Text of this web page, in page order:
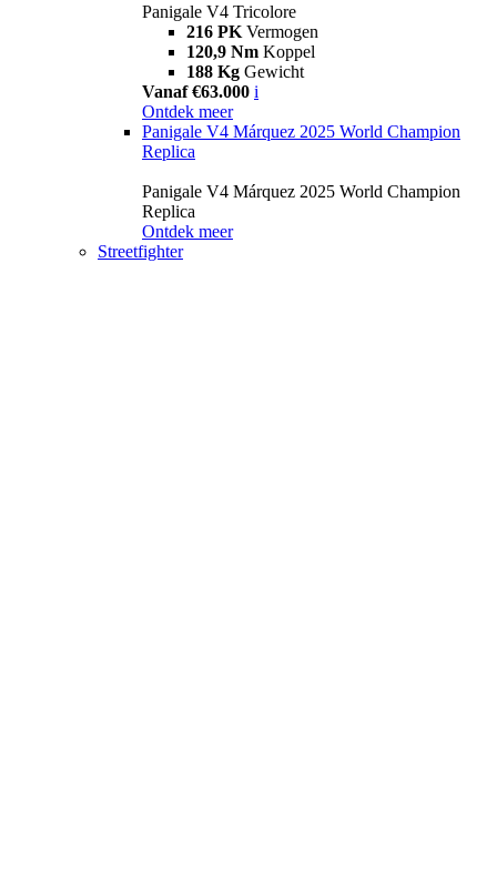
Panigale V4 Tricolore
216 PK Vermogen
120,9 Nm Koppel
188 Kg Gewicht
Vanaf €63.000 i
Ontdek meer
Panigale V4 Márquez 2025 World Champion
Replica
Panigale V4 Márquez 2025 World Champion
Replica
Ontdek meer
Streetfighter